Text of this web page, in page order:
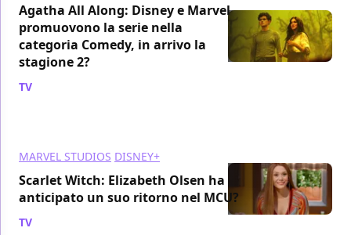
Agatha All Along: Disney e Marvel
promuovono la serie nella
categoria Comedy, in arrivo la
stagione 2?
TV
MARVEL STUDIOS DISNEY+
Scarlet Witch: Elizabeth Olsen ha
anticipato un suo ritorno nel MCU?
TV